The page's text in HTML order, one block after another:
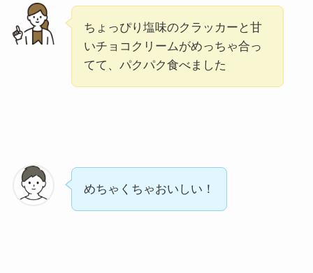
ちょっぴり塩味のクラッカーと甘
いチョコクリームがめっちゃ合っ
てて、パクパク食べました
めちゃくちゃおいしい！